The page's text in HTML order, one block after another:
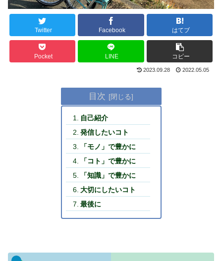
Twitter Facebook はてブ
Pocket LINE コピー
2023.09.28 2022.05.05
目次
自己紹介
発信したいコト
「モノ」で豊かに
「コト」で豊かに
「知識」で豊かに
大切にしたいコト
最後に